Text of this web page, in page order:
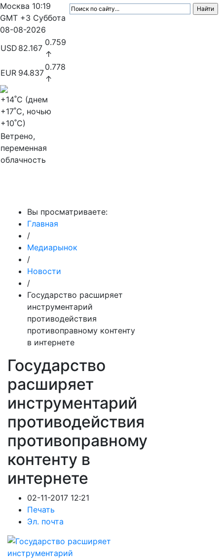
Москва 10:19
GMT +3 Суббота
08-08-2026
USD 82.167
0.759
↑
EUR 94.837
0.778
↑
+14˚C (днем
+17˚C, ночью
+10˚C)
Ветрено,
переменная
облачность
Вы просматриваете:
Главная
/
Медиарынок
/
Новости
/
Государство расширяет
инструментарий
противодействия
противоправному контенту
в интернете
Государство
расширяет
инструментарий
противодействия
противоправному
контенту в
интернете
02-11-2017 12:21
Печать
Эл. почта